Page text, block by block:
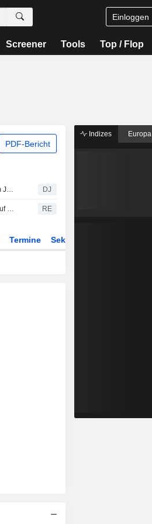
Einloggen
Screener Tools Top / Flop
PDF-Bericht
VDMA : Auftragseingang legt im Juni kräftig zu DJ
Europas STOXX 600 schließt auf Rekordhoch - Gewinne und Tech-Anstieg heben die Stimmung RE
Termine Sektor
Indizes Europa